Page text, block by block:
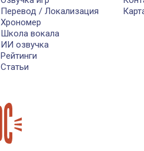
Перевод / Локализация
Хрономер
Школа вокала
ИИ озвучка
Рейтинги
Статьи